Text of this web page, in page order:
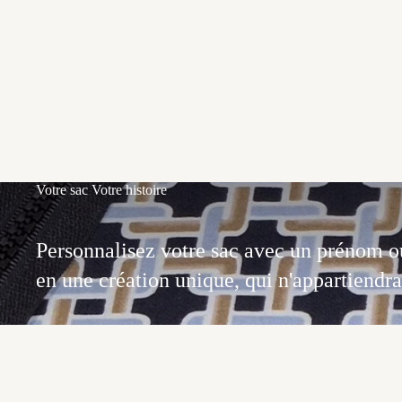
Votre sac Votre histoire
Personnalisez votre sac avec un prénom
en une création unique, qui